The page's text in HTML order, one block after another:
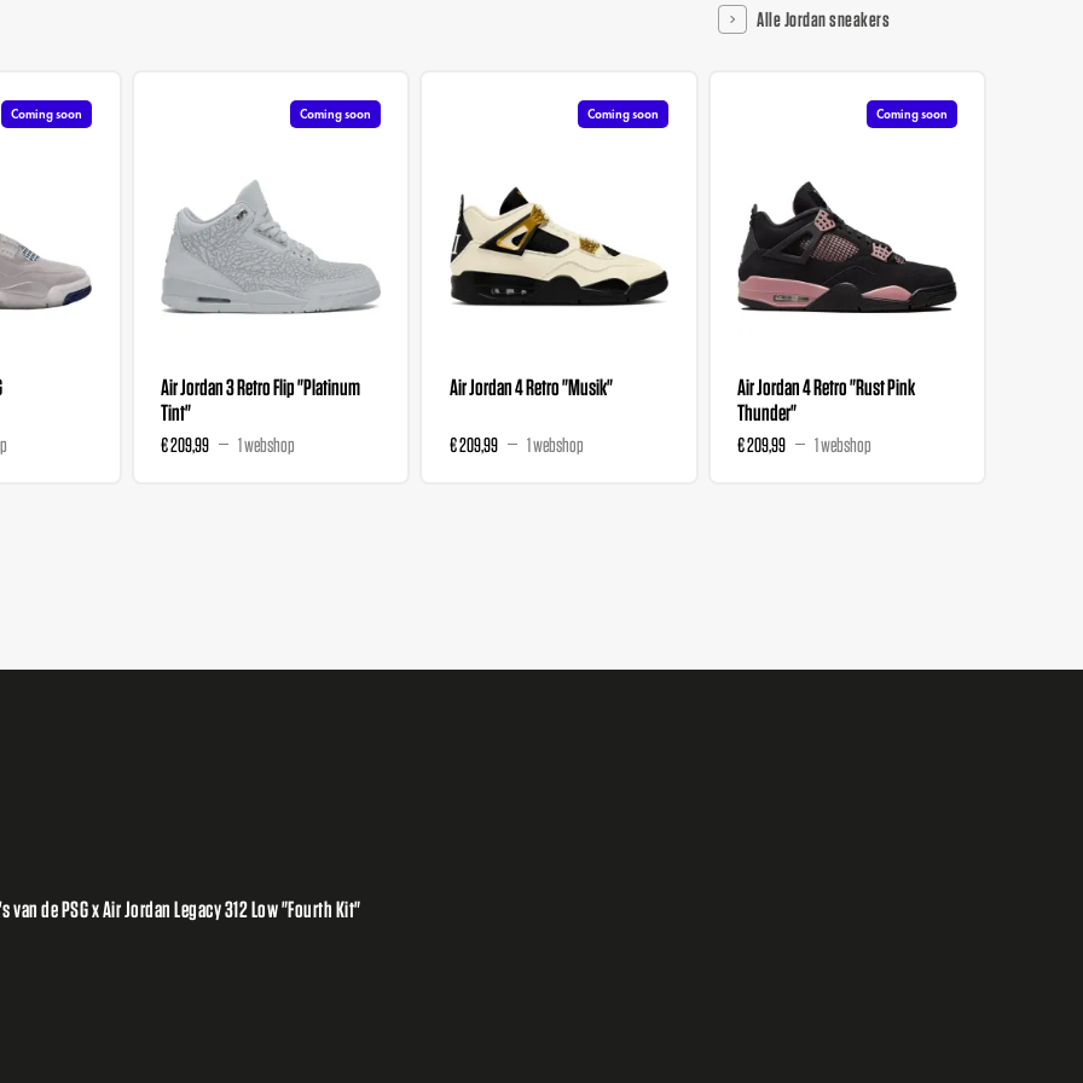
Alle Jordan sneakers
Coming soon Coming soon
Air Jordan 3 Retro Flip "Platinum
Tint"
€ 209,99 1 webshop
Coming soon
Air Jordan 4 Retro "Musik"
€ 209,99 1 webshop
Coming soon
Air Jordan 4 Retro "Rust Pink
Thunder"
€ 209,99 1 webshop
de PSG x Air Jordan Legacy 312 Low "Fourth Kit"